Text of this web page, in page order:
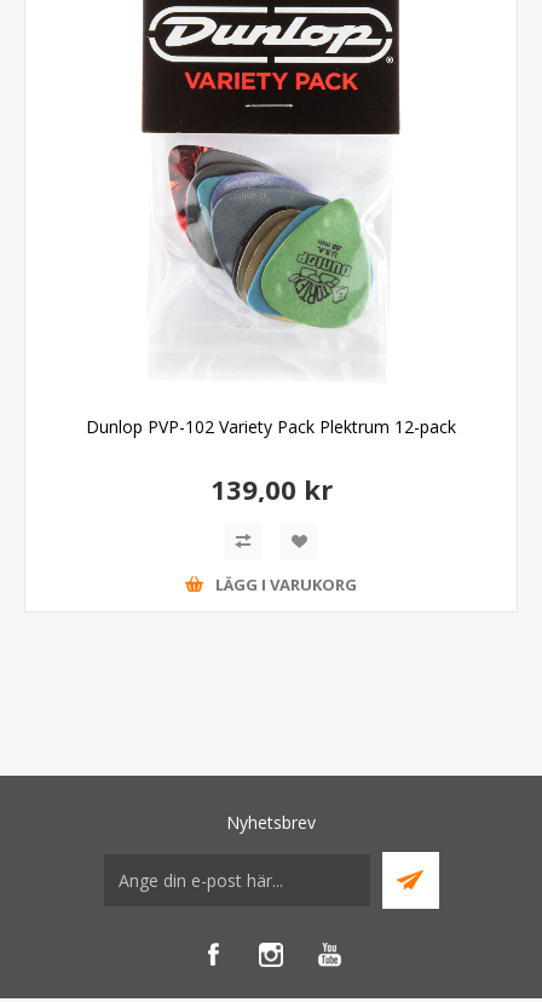
Dunlop PVP-102 Variety Pack Plektrum 12-pack
139,00 kr
LÄGG I VARUKORG
Nyhetsbrev